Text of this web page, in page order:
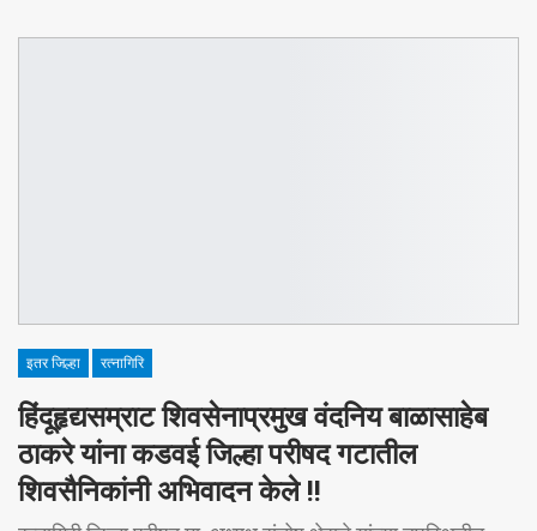
इतर जिल्हा रत्नागिरि
हिंदूहृद्यसम्राट शिवसेनाप्रमुख वंदनिय बाळासाहेब
ठाकरे यांना कडवई जिल्हा परीषद गटातील
शिवसैनिकांनी अभिवादन केले !!